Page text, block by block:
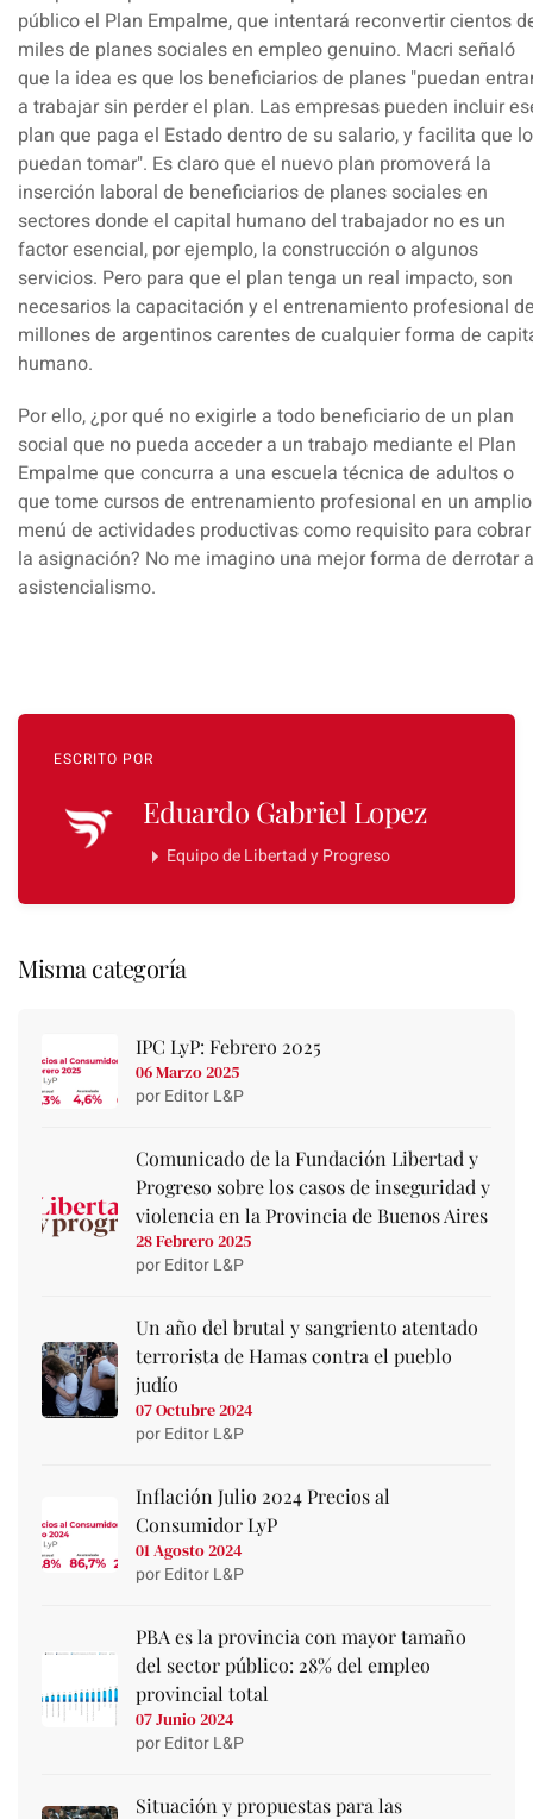
público el Plan Empalme, que intentará reconvertir cientos
miles de planes sociales en empleo genuino. Macri señaló
que la idea es que los beneficiarios de planes "puedan
a trabajar sin perder el plan. Las empresas pueden incluir
plan que paga el Estado dentro de su salario, y facilita que
puedan tomar". Es claro que el nuevo plan promoverá la
inserción laboral de beneficiarios de planes sociales en
sectores donde el capital humano del trabajador no es un
factor esencial, por ejemplo, la construcción o algunos
servicios. Pero para que el plan tenga un real impacto, son
necesarios la capacitación y el entrenamiento profesional
millones de argentinos carentes de cualquier forma de
humano.
Por ello, ¿por qué no exigirle a todo beneficiario de un plan
social que no pueda acceder a un trabajo mediante el Plan
Empalme que concurra a una escuela técnica de adultos o
que tome cursos de entrenamiento profesional en un amplio
menú de actividades productivas como requisito para cobrar
la asignación? No me imagino una mejor forma de derrotar
asistencialismo.
ESCRITO POR
Eduardo Gabriel Lopez
Equipo de Libertad y Progreso
Misma categoría
IPC LyP: Febrero 2025
06 Marzo 2025
por Editor L&P
Comunicado de la Fundación Libertad y
Progreso sobre los casos de inseguridad y
violencia en la Provincia de Buenos Aires
28 Febrero 2025
por Editor L&P
Un año del brutal y sangriento atentado
terrorista de Hamas contra el pueblo
judío
07 Octubre 2024
por Editor L&P
Inflación Julio 2024 Precios al
Consumidor LyP
01 Agosto 2024
por Editor L&P
PBA es la provincia con mayor tamaño
del sector público: 28% del empleo
provincial total
07 Junio 2024
por Editor L&P
Situación y propuestas para las